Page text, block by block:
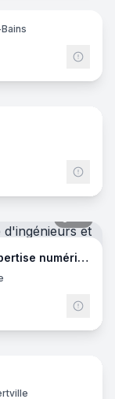
14
ESIEE-IT école d'ingénieurs et de l'expertise numérique
23